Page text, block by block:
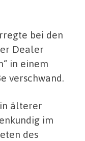
bei den
Dealer
in einem
verschwand.
älterer
im
des